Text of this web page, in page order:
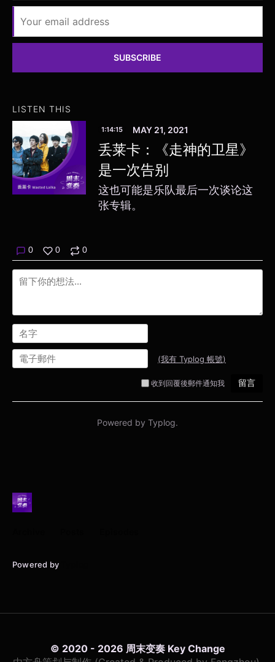
SUBSCRIBE
LISTEN THIS
1:14:15 MAY 21, 2021
丢莱卡：《走神的卫星》
是一次告别
这也可能是乐队最后一次谈论这
张专辑。
Powered by
© 2020 - 2026 周末变奏 Key Change